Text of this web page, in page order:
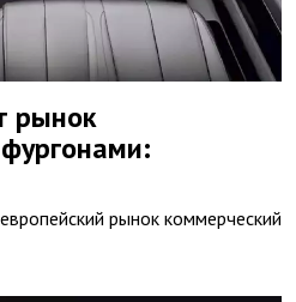
рынок
рынок коммерческий